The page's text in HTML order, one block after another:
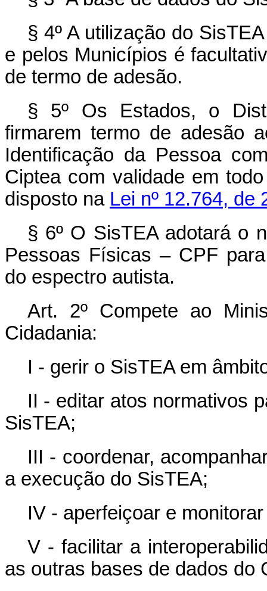
§ 4º A utilização do
e pelos Municípios é
de termo de adesão.
§ 5º Os Estados, o
firmarem termo de adesão
Identificação da Pessoa
Ciptea com validade em
disposto na Lei nº 12.764, de
§ 6º O SisTEA adotará o
Pessoas Físicas – CPF
do espectro autista.
Art. 2º Compete ao
Cidadania:
I - gerir o SisTEA em
II - editar atos normativos
SisTEA;
III - coordenar,
a execução do SisTEA;
IV - aperfeiçoar e
V - facilitar a
as outras bases de dados do